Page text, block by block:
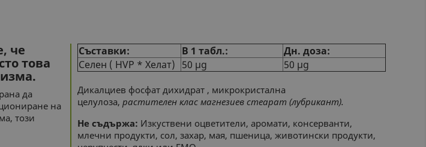
че
това
да
на
този
Съставки: В 1 табл.:
Дн. доза:
Селен ( HVP * Хелат) 50 µg 50 µg
Дикалциев фосфат дихидрат , микрокристална
целулоза, растителен клас магнезиев стеарат(лубрикант).
Не съдържа: Изкуствени оцветители, аромати, консерванти,
млечни продукти, сол, захар, мая, пшеница, животински продукти,